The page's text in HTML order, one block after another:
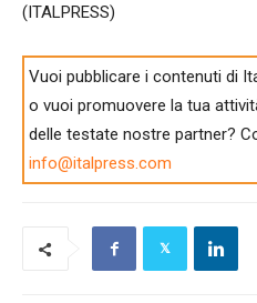
(ITALPRESS)
Vuoi pubblicare i contenuti di
o vuoi promuovere la tua
delle testate nostre partner?
info@italpress.com